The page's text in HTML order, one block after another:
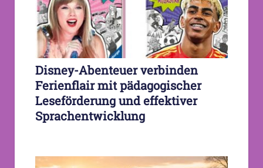
Disney-Abenteuer verbinden
Ferienflair mit pädagogischer
Leseförderung und effektiver
Sprachentwicklung